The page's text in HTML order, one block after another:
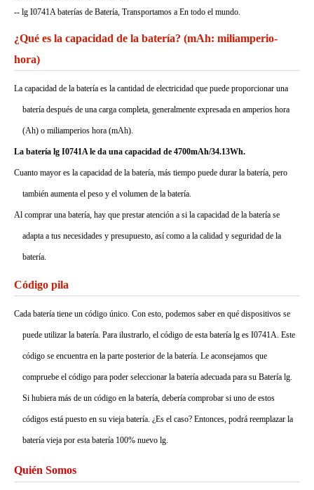
-- lg I0741A baterías de Batería, Transportamos a En todo el mundo.
¿Qué es la capacidad de la batería? (mAh: miliamperio-
hora)
La capacidad de la batería es la cantidad de electricidad que puede proporcionar una
batería después de una carga completa, generalmente expresada en amperios hora
(Ah) o miliamperios hora (mAh).
La batería lg I0741A le da una capacidad de 4700mAh/34.13Wh.
Cuanto mayor es la capacidad de la batería, más tiempo puede durar la batería, pero
también aumenta el peso y el volumen de la batería.
Al comprar una batería, hay que prestar atención a si la capacidad de la batería se
adapta a tus necesidades y presupuesto, así como a la calidad y seguridad de la
batería.
Código pila
Cada batería tiene un código único. Con esto, podemos saber en qué dispositivos se
puede utilizar la batería. Para ilustrarlo, el código de esta batería lg es I0741A. Este
código se encuentra en la parte posterior de la batería. Le aconsejamos que
compruebe el código para poder seleccionar la batería adecuada para su Batería lg.
Si hubiera más de un código en la batería, debería comprobar si uno de estos
códigos está puesto en su vieja batería. ¿Es el caso? Entonces, podrá reemplazar la
batería vieja por esta batería 100% nuevo lg.
Quién Somos